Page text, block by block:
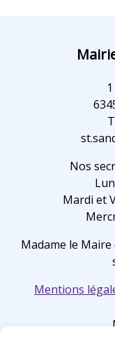
Nos
Mardi et
Madame le
Mentions